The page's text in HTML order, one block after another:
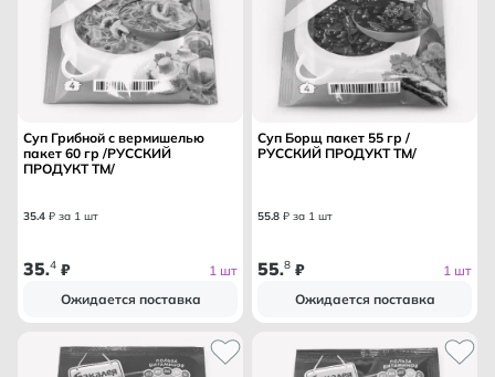
Суп Грибной с вермишелью
пакет 60 гр /РУССКИЙ
ПРОДУКТ ТМ/
35.4 ₽ за 1 шт
35.4 ₽
1 шт
Ожидается поставка
Суп Борщ пакет 55 гр /
РУССКИЙ ПРОДУКТ ТМ/
55.8 ₽ за 1 шт
55.8 ₽
1 шт
Ожидается поставка